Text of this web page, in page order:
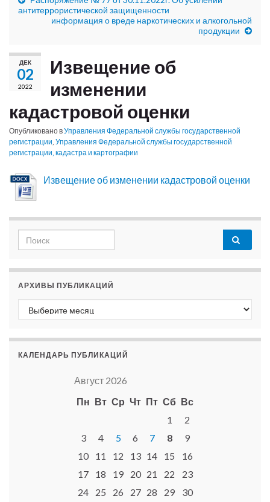
антитеррористической защищенности
информация о вреде наркотических и алкогольной
продукции
ДЕК
02
2022
Извещение об
изменении
кадастровой оценки
Опубликовано вУправления Федеральной службы государственной
регистрации, Управления Федеральной службы государственной
регистрации, кадастра и картографии
Извещение об изменении кадастровой оценки
Search for:
АРХИВЫ ПУБЛИКАЦИЙ
Архивы публикаций
КАЛЕНДАРЬ ПУБЛИКАЦИЙ
Август 2026
Пн Вт Ср Чт Пт Сб Вс
1
2
3
4 5 6 7 8
9
10
11 12 13 14 15
16
17
18 19 20 21 22
23
24
25 26 27 28 29
30